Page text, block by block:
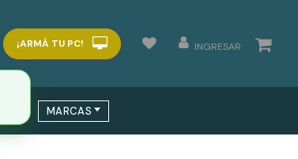
¡ARMÁ TU PC! INGRESAR
MARCAS